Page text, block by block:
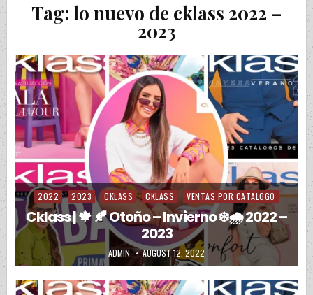
Tag: lo nuevo de cklass 2022 –
2023
Posted in
2022 2023 CKLASS CKLASS VENTAS POR CATALOGO
Cklass | 🍁 🍂 Otoño – Invierno ❄️🌧️ 2022 –
2023
AUTHOR:
ADMIN PUBLISHED DATE:
AUGUST 12, 2022